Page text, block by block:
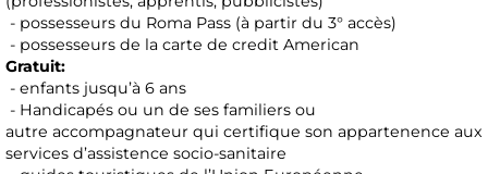
- possesseurs du Roma Pass (à partir du 3° accès)
- possesseurs de la carte de credit American
Gratuit:
- enfants jusqu’à 6 ans
- Handicapés ou un de ses familiers ou
autre accompagnateur qui certifique son appartenence aux
services d’assistence socio-sanitaire